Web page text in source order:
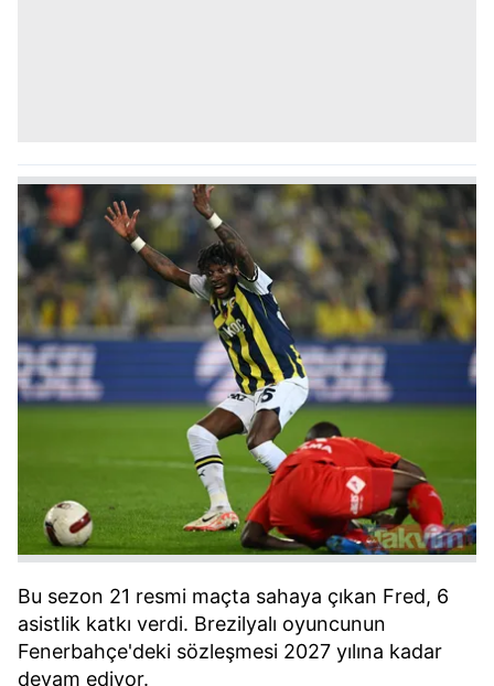
Bu sezon 21 resmi maçta sahaya çıkan Fred, 6
asistlik katkı verdi. Brezilyalı oyuncunun
Fenerbahçe'deki sözleşmesi 2027 yılına kadar
devam ediyor.